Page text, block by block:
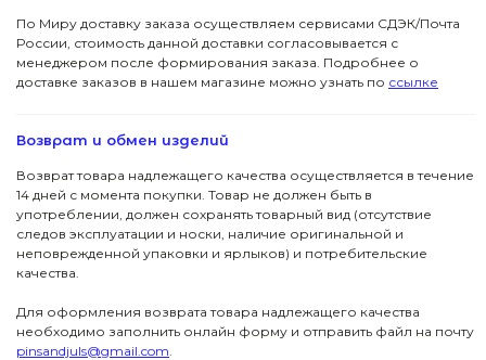
По Миру доставку заказа осуществляем сервисами СДЭК/Почта
России, стоимость данной доставки согласовывается с
менеджером после формирования заказа. Подробнее о
доставке заказов в нашем магазине можно узнать по ссылке
Возврат и обмен изделий
Возврат товара надлежащего качества осуществляется в течение
14 дней с момента покупки. Товар не должен быть в
употреблении, должен сохранять товарный вид (отсутствие
следов эксплуатации и носки, наличие оригинальной и
неповрежденной упаковки и ярлыков) и потребительские
качества.
Для оформления возврата товара надлежащего качества
необходимо заполнить онлайн форму и отправить файл на почту
pinsandjuls@gmail.com.